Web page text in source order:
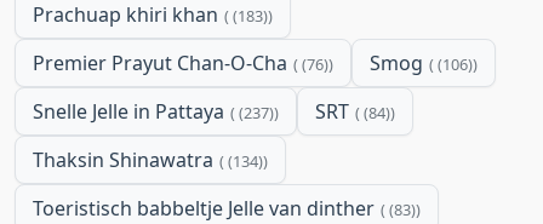
Prachuap khiri khan (183)
Premier Prayut Chan-O-Cha (76) Smog (106)
Snelle Jelle in Pattaya (237) SRT (84)
Thaksin Shinawatra (134)
Toeristisch babbeltje Jelle van dinther (83)